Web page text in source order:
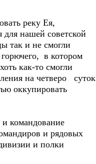
реку Ея,
нашей советской
так и не смогли
в котором
как-то смогли
на четверо суток
оккупировать
командование
и рядовых
и полки